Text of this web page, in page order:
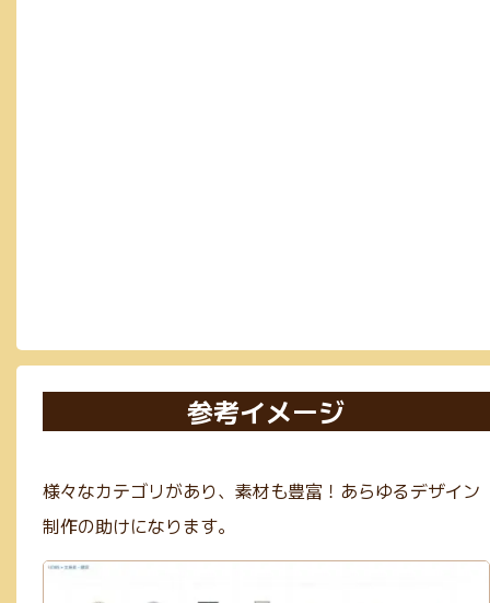
参考イメージ
様々なカテゴリがあり、素材も豊富！あらゆるデザイン
制作の助けになります。